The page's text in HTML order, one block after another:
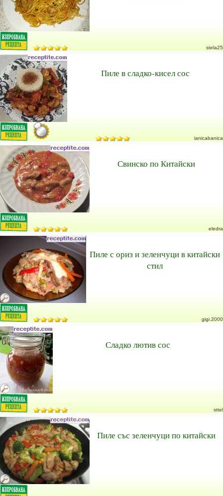
stela25
Пиле в сладко-кисел сос
ianicabanica
Свинско по Китайски
eledra
Пиле с ориз и зеленчуци в китайски
стил
gigi.2000
Сладко лютив сос
sttel
Пиле със зеленчуци по китайски